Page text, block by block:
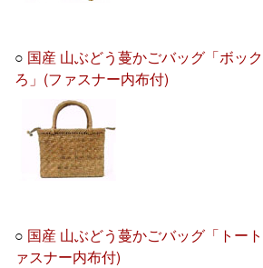
○ 国産 山ぶどう蔓かごバッグ「ボッ
ろ」(ファスナー内布付)
○ 国産 山ぶどう蔓かごバッグ「トー
ァスナー内布付)